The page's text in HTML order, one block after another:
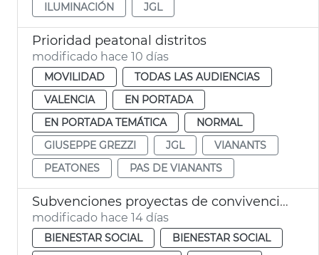
ILUMINACIÓN
JGL
Prioridad peatonal distritos
modificado hace 10 días
MOVILIDAD
TODAS LAS AUDIENCIAS
VALENCIA
EN PORTADA
EN PORTADA TEMÁTICA
NORMAL
GIUSEPPE GREZZI
JGL
VIANANTS
PEATONES
PAS DE VIANANTS
Subvenciones proyectas de convivencia intercultural y prevención del racismo
modificado hace 14 días
BIENESTAR SOCIAL
BIENESTAR SOCIAL